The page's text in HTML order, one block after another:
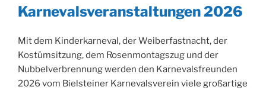
AM
Karnevalsveranstaltungen 2026
Mit dem Kinderkarneval, der Weiberfastnacht, der
Kostümsitzung, dem Rosenmontagszug und der
Nubbelverbrennung werden den Karnevalsfreunden
2026 vom Bielsteiner Karnevalsverein viele großartige